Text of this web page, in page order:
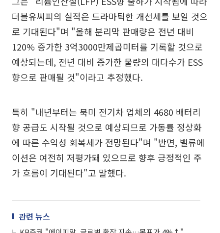
더블유씨피의 실적은 드라마틱한 개선세를 보일 것으
로 기대된다"며 "올해 분리막 판매량은 전년 대비
120% 증가한 3억3000만제곱미터를 기록할 것으로
예상되는데, 전년 대비 증가한 물량의 대다수가 ESS
향으로 판매될 것"이라고 추정했다.
특히 "내년부터는 북미 전기차 업체의 4680 배터리
향 공급도 시작될 것으로 예상되므로 가동률 정상화
에 따른 수익성 회복세가 전망된다"며 "반면, 밸류에
이션은 여전히 저평가돼 있으므로 향후 긍정적인 주
가 흐름이 기대된다"고 말했다.
관련 뉴스